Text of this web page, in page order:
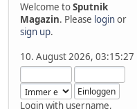
Welcome toSputnik
Magazin. Please loginor
sign up.
10. August 2026, 03:15:27
Login with username,
Francesco:
2025-01-20, 14:30:21
⛅ Wetter-Panorama
Südtirol
GeraldZimmer:
2026-07-14, 09:57:42